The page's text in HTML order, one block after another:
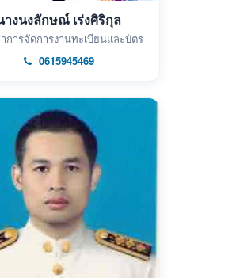
างนงลักษณ์ เร่งศิริกุล
การจัดการงานทะเบียนและบัตร
0615945469